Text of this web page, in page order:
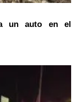
un auto en el